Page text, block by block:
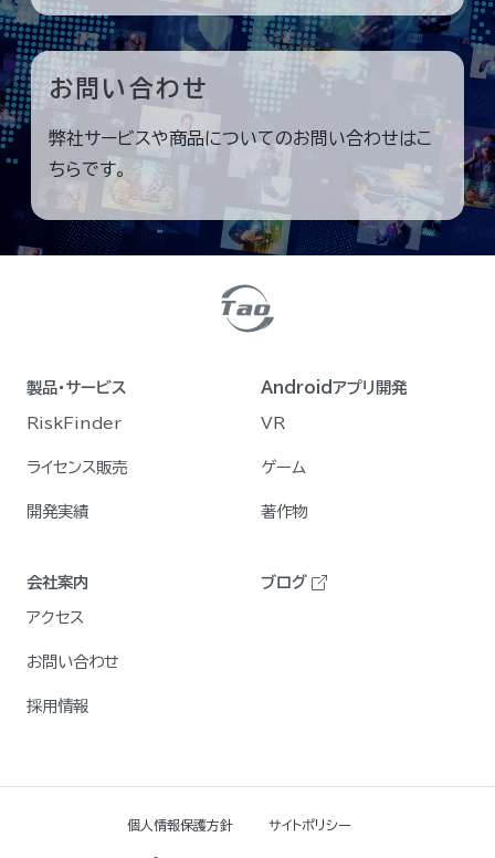
お問い合わせ
弊社サービスや商品についてのお問い合わせはこ
ちらです。
製品・サービス
RiskFinder
ライセンス販売
開発実績
Androidアプリ開発
VR
ゲーム
著作物
会社案内
アクセス
お問い合わせ
採用情報
ブログ
個人情報保護方針 サイトポリシー